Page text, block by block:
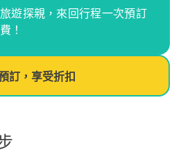
遊探親，來回行程一次預訂
！
訂，享受折扣